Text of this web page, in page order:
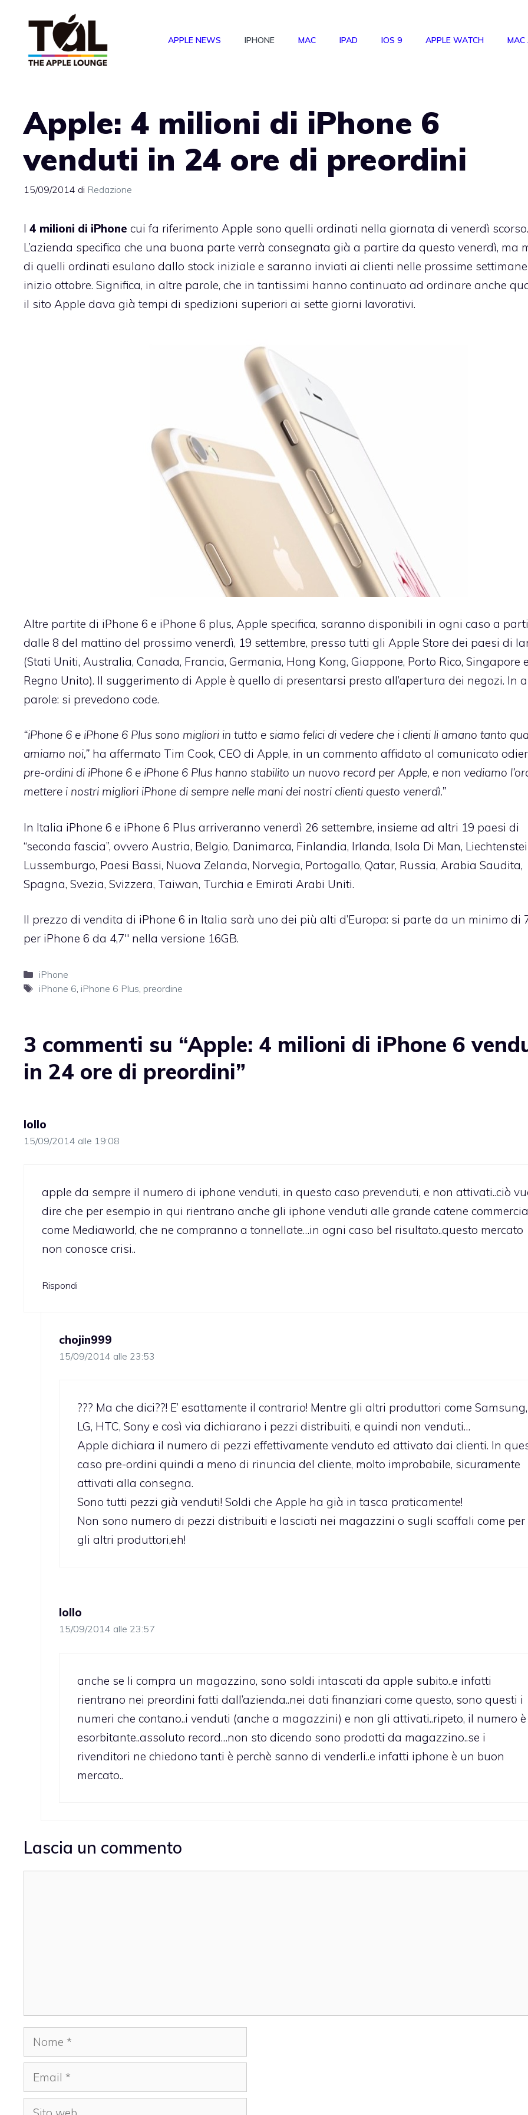
APPLE NEWS IPHONE MAC IPAD IOS 9 APPLE WATCH MAC
Apple: 4 milioni di iPhone 6
venduti in 24 ore di preordini
15/09/2014 di Redazione
I 4 milioni di iPhone cui fa riferimento Apple sono quelli ordinati nella giornata di venerdì scorso.
L’azienda specifica che una buona parte verrà consegnata già a partire da questo venerdì, ma
di quelli ordinati esulano dallo stock iniziale e saranno inviati ai clienti nelle prossime
inizio ottobre. Significa, in altre parole, che in tantissimi hanno continuato ad ordinare anche
il sito Apple dava già tempi di spedizioni superiori ai sette giorni lavorativi.
Altre partite di iPhone 6 e iPhone 6 plus, Apple specifica, saranno disponibili in ogni caso a
dalle 8 del mattino del prossimo venerdì, 19 settembre, presso tutti gli Apple Store dei paesi di
(Stati Uniti, Australia, Canada, Francia, Germania, Hong Kong, Giappone, Porto Rico, Singapore
Regno Unito). Il suggerimento di Apple è quello di presentarsi presto all’apertura dei negozi. In
parole: si prevedono code.
“iPhone 6 e iPhone 6 Plus sono migliori in tutto e siamo felici di vedere che i clienti li amano tanto
amiamo noi,” ha affermato Tim Cook, CEO di Apple, in un commento affidato al comunicato
pre-ordini di iPhone 6 e iPhone 6 Plus hanno stabilito un nuovo record per Apple, e non vediamo
mettere i nostri migliori iPhone di sempre nelle mani dei nostri clienti questo venerdì.”
In Italia iPhone 6 e iPhone 6 Plus arriveranno venerdì 26 settembre, insieme ad altri 19 paesi di
“seconda fascia”, ovvero Austria, Belgio, Danimarca, Finlandia, Irlanda, Isola Di Man,
Lussemburgo, Paesi Bassi, Nuova Zelanda, Norvegia, Portogallo, Qatar, Russia, Arabia Saudita,
Spagna, Svezia, Svizzera, Taiwan, Turchia e Emirati Arabi Uniti.
Il prezzo di vendita di iPhone 6 in Italia sarà uno dei più alti d’Europa: si parte da un minimo di
per iPhone 6 da 4,7″ nella versione 16GB.
Categorie
iPhone
Tag
iPhone 6 iPhone 6 Plus preordine
3 commenti su “Apple: 4 milioni di iPhone 6
in 24 ore di preordini”
lollo
15/09/2014 alle 19:08
apple da sempre il numero di iphone venduti, in questo caso prevenduti, e non attivati..ciò
dire che per esempio in qui rientrano anche gli iphone venduti alle grande catene
come Mediaworld, che ne compranno a tonnellate…in ogni caso bel risultato..questo mercato
non conosce crisi..
Rispondi
chojin999
15/09/2014 alle 23:53
??? Ma che dici??! E’ esattamente il contrario! Mentre gli altri produttori come Samsung,
LG, HTC, Sony e così via dichiarano i pezzi distribuiti, e quindi non venduti…
Apple dichiara il numero di pezzi effettivamente venduto ed attivato dai clienti. In
caso pre-ordini quindi a meno di rinuncia del cliente, molto improbabile, sicuramente
attivati alla consegna.
Sono tutti pezzi già venduti! Soldi che Apple ha già in tasca praticamente!
Non sono numero di pezzi distribuiti e lasciati nei magazzini o sugli scaffali come per
gli altri produttori,eh!
lollo
15/09/2014 alle 23:57
anche se li compra un magazzino, sono soldi intascati da apple subito..e infatti
rientrano nei preordini fatti dall’azienda..nei dati finanziari come questo, sono questi i
numeri che contano..i venduti (anche a magazzini) e non gli attivati..ripeto, il numero è
esorbitante..assoluto record…non sto dicendo sono prodotti da magazzino..se i
rivenditori ne chiedono tanti è perchè sanno di venderli..e infatti iphone è un buon
mercato..
Lascia un commento
Nome
Email
Sito